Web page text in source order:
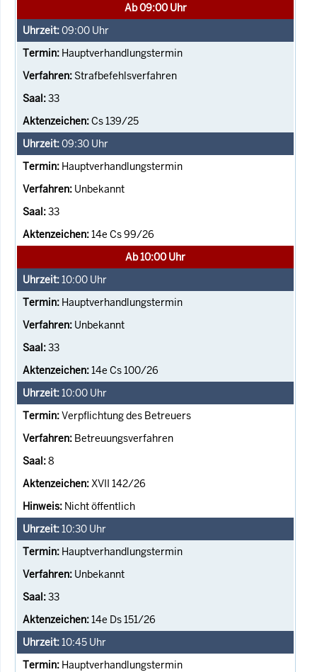
Ab 09:00 Uhr
09:00 Uhr
Hauptverhandlungstermin
Strafbefehlsverfahren
33
Cs 139/25
09:30 Uhr
Hauptverhandlungstermin
Unbekannt
33
14e Cs 99/26
Ab 10:00 Uhr
10:00 Uhr
Hauptverhandlungstermin
Unbekannt
33
14e Cs 100/26
10:00 Uhr
Verpflichtung des Betreuers
Betreuungsverfahren
8
XVII 142/26
Nicht öffentlich
10:30 Uhr
Hauptverhandlungstermin
Unbekannt
33
14e Ds 151/26
10:45 Uhr
Hauptverhandlungstermin